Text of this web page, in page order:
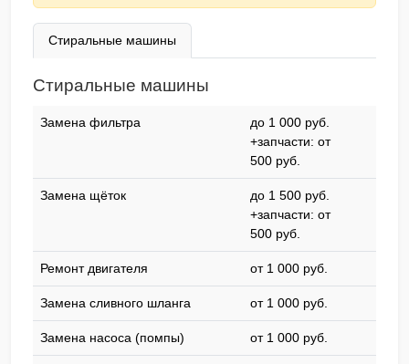
Стиральные машины
Стиральные машины
Замена фильтра
до 1 000 pyб.
+запчасти: от
500 pyб.
Замена щёток
до 1 500 pyб.
+запчасти: от
500 pyб.
Ремонт двигателя от 1 000 pyб.
Замена сливного шланга от 1 000 pyб.
Замена насоса (помпы) от 1 000 pyб.